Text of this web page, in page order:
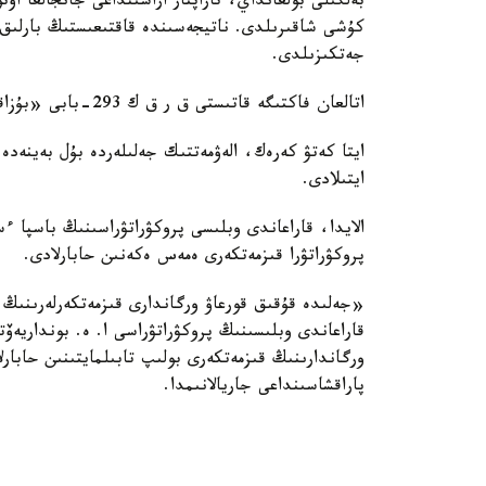
كۇشى شاقىرىلدى. ناتيجەسىندە قاقتىعىستىڭ بارلىق
جەتكىزىلدى.
اتالعان فاكتىگە قاتىستى ق ر ق ك 293-بابى «بۇزاقىلىق» بويىنشا سوتقا دەيىنگى تەرگەۋ باستالدى.
ايتا كەتۋ كەرەك، الەۋمەتتىك جەلىلەردە بۇل
ايتىلادى.
الايدا، قاراعاندى وبلىسى پروكۋراتۋراسىنىڭ
پروكۋراتۋرا قىزمەتكەرى ەمەس ەكەنىن حابارلادى.
«جەلىدە قۇقىق قورعاۋ ورگاندارى
ورگاندارىنىڭ قىزمەتكەرى بولىپ تابىلمايتىنىن
پاراقشاسىنداعى جاريالانىمدا.